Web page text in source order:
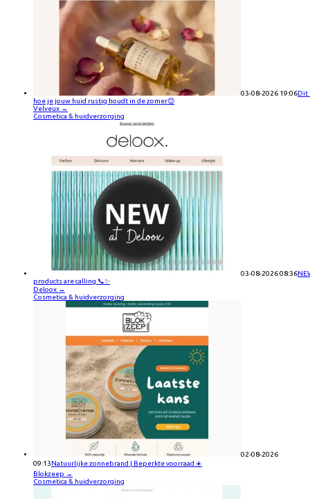
03-08-2026 19:06Dit
hoe je jouw huid rustig houdt in de zomer😊
Velveux →
Cosmetica & huidverzorging
03-08-2026 08:36
products are calling 📞✨
Deloox →
Cosmetica & huidverzorging
02-08-2026
09:13Natuurlijke zonnebrand | Beperkte voorraad ☀️
Blokzeep →
Cosmetica & huidverzorging